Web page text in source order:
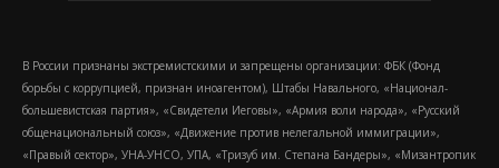
В России признаны экстремистскими и запрещены организации: ФБК (Фонд
борьбы с коррупцией, признан иноагентом), Штабы Навального, «Национал-
большевистская партия», «Свидетели Иеговы», «Армия воли народа», «Русский
общенациональный союз», «Движение против нелегальной иммиграции»,
«Правый сектор», УНА-УНСО, УПА, «Тризуб им. Степана Бандеры», «Мизантропик